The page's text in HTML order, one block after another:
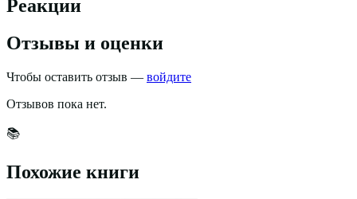
Реакции
Отзывы и оценки
Чтобы оставить отзыв — войдите
Отзывов пока нет.
📚
Похожие книги